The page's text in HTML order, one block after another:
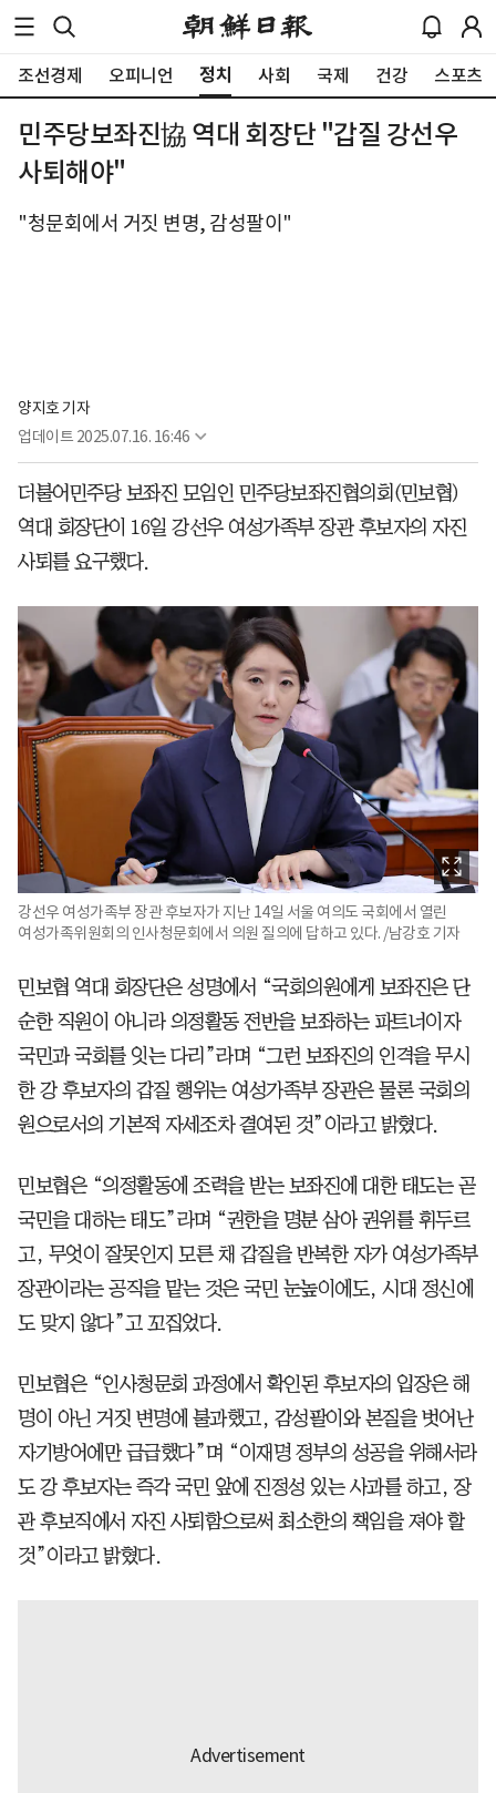
조선경제 오피니언 정치 사회 국제 건강 스포츠
민주당보좌진協 역대 회장단 "갑질 강선우
사퇴해야"
"청문회에서 거짓 변명, 감성팔이"
양지호 기자
업데이트 2025.07.16. 16:46
더불어민주당 보좌진 모임인 민주당보좌진협의회(민보협)
역대 회장단이 16일 강선우 여성가족부 장관 후보자의 자진
사퇴를 요구했다.
강선우 여성가족부 장관 후보자가 지난 14일 서울 여의도 국회에서 열린
여성가족위원회의 인사청문회에서 의원 질의에 답하고 있다. /남강호 기자
민보협 역대 회장단은 성명에서 “국회의원에게 보좌진은 단
순한 직원이 아니라 의정활동 전반을 보좌하는 파트너이자
국민과 국회를 잇는 다리”라며 “그런 보좌진의 인격을 무시
한 강 후보자의 갑질 행위는 여성가족부 장관은 물론 국회의
원으로서의 기본적 자세조차 결여된 것”이라고 밝혔다.
민보협은 “의정활동에 조력을 받는 보좌진에 대한 태도는 곧
국민을 대하는 태도”라며 “권한을 명분 삼아 권위를 휘두르
고, 무엇이 잘못인지 모른 채 갑질을 반복한 자가 여성가족부
장관이라는 공직을 맡는 것은 국민 눈높이에도, 시대 정신에
도 맞지 않다”고 꼬집었다.
민보협은 “인사청문회 과정에서 확인된 후보자의 입장은 해
명이 아닌 거짓 변명에 불과했고, 감성팔이와 본질을 벗어난
자기방어에만 급급했다”며 “이재명 정부의 성공을 위해서라
도 강 후보자는 즉각 국민 앞에 진정성 있는 사과를 하고, 장
관 후보직에서 자진 사퇴함으로써 최소한의 책임을 져야 할
것”이라고 밝혔다.